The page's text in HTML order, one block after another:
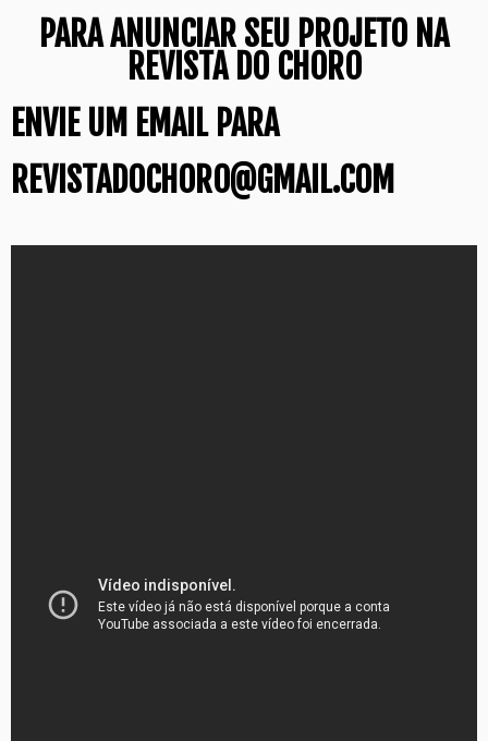
PARA ANUNCIAR SEU PROJETO NA
REVISTA DO CHORO
ENVIE UM EMAIL PARA
REVISTADOCHORO@GMAIL.COM